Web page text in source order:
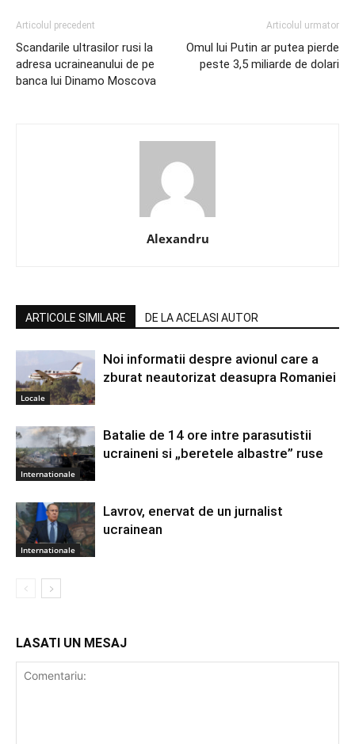
Articolul precedent
Scandarile ultrasilor rusi la
adresa ucraineanului de pe
banca lui Dinamo Moscova
Articolul urmator
Omul lui Putin ar putea pierde
peste 3,5 miliarde de dolari
Alexandru
ARTICOLE SIMILARE DE LA ACELASI AUTOR
Locale
Noi informatii despre avionul care a
zburat neautorizat deasupra Romaniei
Internationale
Batalie de 14 ore intre parasutistii
ucraineni si „beretele albastre” ruse
Internationale
Lavrov, enervat de un jurnalist
ucrainean
LASATI UN MESAJ